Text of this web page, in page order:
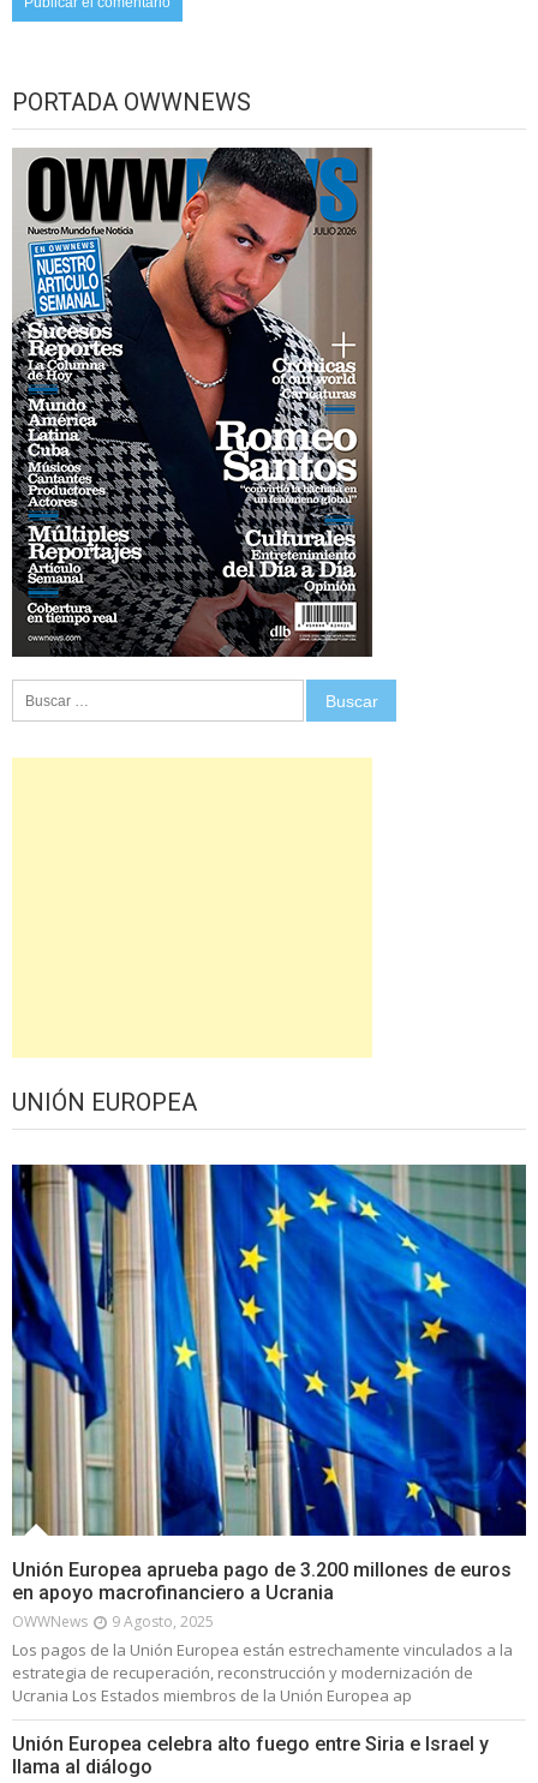
PORTADA OWWNEWS
UNIÓN EUROPEA
Unión Europea aprueba pago de 3.200 millones de euros
en apoyo macrofinanciero a Ucrania
OWWNews 9 Agosto, 2025
Los pagos de la Unión Europea están estrechamente vinculados a la
estrategia de recuperación, reconstrucción y modernización de
Ucrania Los Estados miembros de la Unión Europea ap
Unión Europea celebra alto fuego entre Siria e Israel y
llama al diálogo